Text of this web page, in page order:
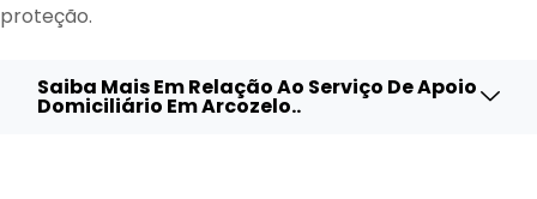
proteção.
Saiba Mais Em Relação Ao Serviço De Apoio
Domiciliário Em Arcozelo..